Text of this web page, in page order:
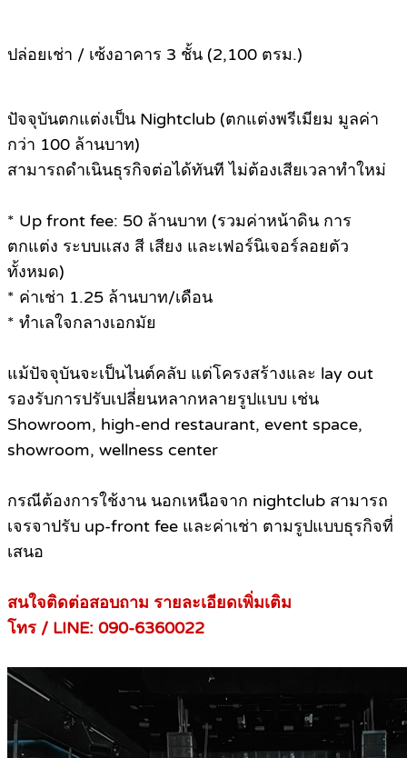
ปล่อยเช่า / เซ้งอาคาร 3 ชั้น (2,100 ตรม.)
ปัจจุบันตกแต่งเป็น Nightclub (ตกแต่งพรีเมียม มูลค่า
กว่า 100 ล้านบาท)
สามารถดำเนินธุรกิจต่อได้ทันที ไม่ต้องเสียเวลาทำใหม่
* Up front fee: 50 ล้านบาท (รวมค่าหน้าดิน การ
ตกแต่ง ระบบแสง สี เสียง และเฟอร์นิเจอร์ลอยตัว
ทั้งหมด)
* ค่าเช่า 1.25 ล้านบาท/เดือน
* ทำเลใจกลางเอกมัย
แม้ปัจจุบันจะเป็นไนต์คลับ แต่โครงสร้างและ lay out
รองรับการปรับเปลี่ยนหลากหลายรูปแบบ เช่น
Showroom, high-end restaurant, event space,
showroom, wellness center
กรณีต้องการใช้งาน นอกเหนือจาก nightclub สามารถ
เจรจาปรับ up-front fee และค่าเช่า ตามรูปแบบธุรกิจที่
เสนอ
สนใจติดต่อสอบถาม รายละเอียดเพิ่มเติม
โทร / LINE: 090-6360022